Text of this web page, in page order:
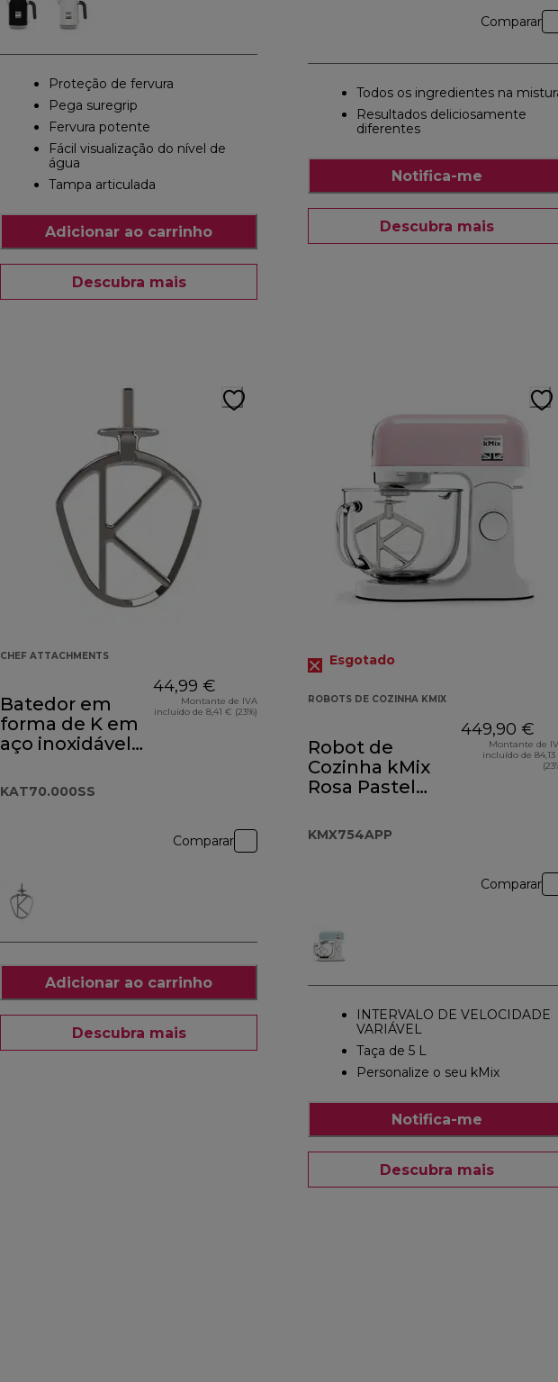
Proteção de fervura
Pega suregrip
Fervura potente
Fácil visualização do nível de
água
Tampa articulada
Adicionar ao carrinho
Descubra mais
Comparar
Todos os ingredientes na
Resultados deliciosamente
diferentes
Notifica-me
Descubra mais
CHEF ATTACHMENTS
Batedor em
forma de K em
aço inoxidável
KAT70.000SS
44,99 €
Montante de IVA
incluído de 8,41 € (23%)
Comparar
Adicionar ao carrinho
Descubra mais
Esgotado
ROBOTS DE COZINHA KMIX
Robot de
Cozinha kMix
Rosa Pastel
KMX754APP
449,90 €
Montante de
incluído de
Comparar
INTERVALO DE VELOCIDADE
VARIÁVEL
Taça de 5 L
Personalize o seu kMix
Notifica-me
Descubra mais